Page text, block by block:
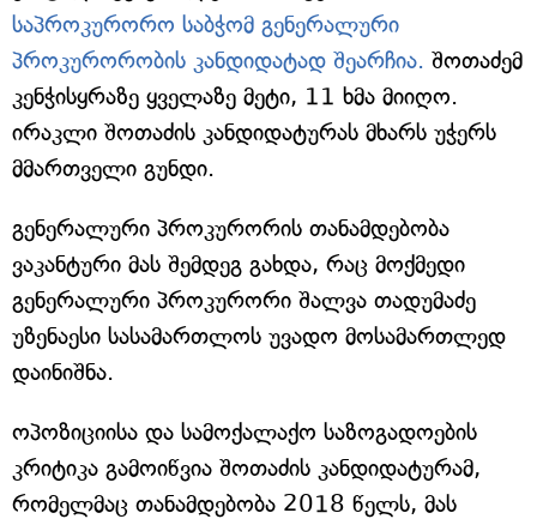
საპროკურორო საბჭომ გენერალური
პროკურორობის კანდიდატად შეარჩია. შოთაძემ
კენჭისყრაზე ყველაზე მეტი, 11 ხმა მიიღო.
ირაკლი შოთაძის კანდიდატურას მხარს უჭერს
მმართველი გუნდი.
გენერალური პროკურორის თანამდებობა
ვაკანტური მას შემდეგ გახდა, რაც მოქმედი
გენერალური პროკურორი შალვა თადუმაძე
უზენაესი სასამართლოს უვადო მოსამართლედ
დაინიშნა.
ოპოზიციისა და სამოქალაქო საზოგადოების
კრიტიკა გამოიწვია შოთაძის კანდიდატურამ,
რომელმაც თანამდებობა 2018 წელს, მას